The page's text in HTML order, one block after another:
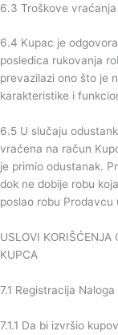
6.3 Troškove
6.4 Kupac je
posledica rukovanja
prevazilazi ono što je
karakteristike i
6.5 U slučaju
vraćena na račun
je primio odustanak.
dok ne dobije robu
poslao robu
USLOVI KORIŠĆENJA
KUPCA
7.1 Registracija
7.1.1 Da bi izvršio